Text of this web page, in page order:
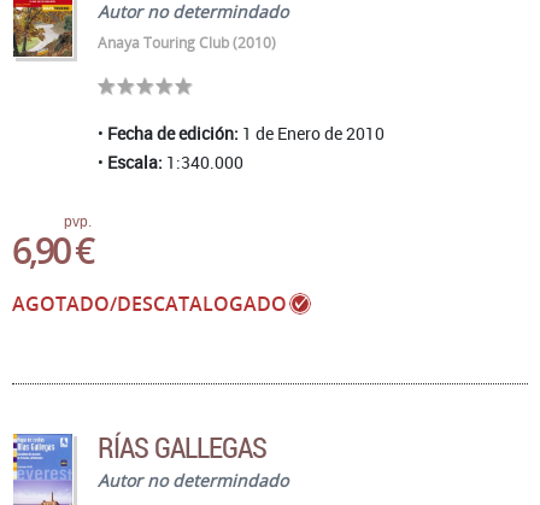
Autor no determindado
Anaya Touring Club (2010)
Fecha de edición: 1 de Enero de 2010
Escala: 1:340.000
pvp.
6,90 €
AGOTADO/DESCATALOGADO
RÍAS GALLEGAS
Autor no determindado